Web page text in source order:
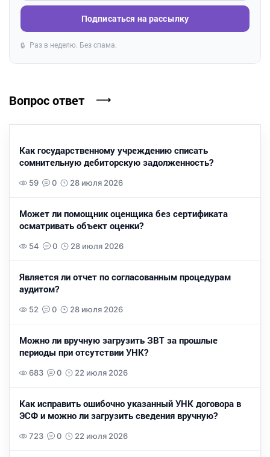
Подписаться на рассылку
🔒 Раз в неделю. Без спама.
Вопрос ответ
Как государственному учреждению списать
сомнительную дебиторскую задолженность?
59 0 28 июля 2026
Может ли помощник оценщика без сертификата
осматривать объект оценки?
54 0 28 июля 2026
Является ли отчет по согласованным процедурам
аудитом?
52 0 28 июля 2026
Можно ли вручную загрузить ЗВТ за прошлые
периоды при отсутствии УНК?
683 0 22 июля 2026
Как исправить ошибочно указанный УНК договора в
ЭСФ и можно ли загрузить сведения вручную?
723 0 22 июля 2026